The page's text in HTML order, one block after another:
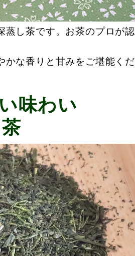
蒸し茶です。お茶のプロが認
かな香りと甘みをご堪能くだ
味わい